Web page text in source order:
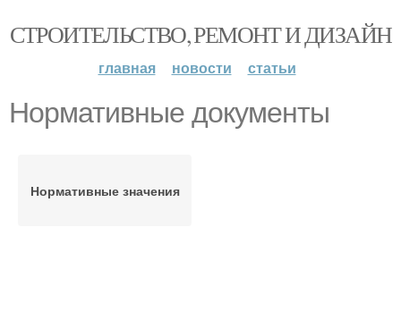
СТРОИТЕЛЬСТВО, РЕМОНТ И ДИЗАЙН
главная новости статьи
Нормативные документы
Нормативные значения